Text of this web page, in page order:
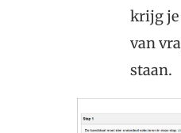
krijg je
van
staan.